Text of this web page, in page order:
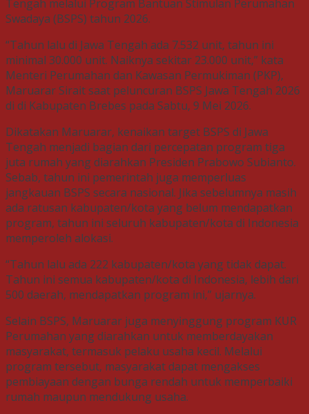
Tengah melalui Program Bantuan Stimulan Perumahan
Swadaya (BSPS) tahun 2026.
“Tahun lalu di Jawa Tengah ada 7.532 unit, tahun ini
minimal 30.000 unit. Naiknya sekitar 23.000 unit,” kata
Menteri Perumahan dan Kawasan Permukiman (PKP),
Maruarar Sirait saat peluncuran BSPS Jawa Tengah 2026
di di Kabupaten Brebes pada Sabtu, 9 Mei 2026.
Dikatakan Maruarar, kenaikan target BSPS di Jawa
Tengah menjadi bagian dari percepatan program tiga
juta rumah yang diarahkan Presiden Prabowo Subianto.
Sebab, tahun ini pemerintah juga memperluas
jangkauan BSPS secara nasional. Jika sebelumnya masih
ada ratusan kabupaten/kota yang belum mendapatkan
program, tahun ini seluruh kabupaten/kota di Indonesia
memperoleh alokasi.
“Tahun lalu ada 222 kabupaten/kota yang tidak dapat.
Tahun ini semua kabupaten/kota di Indonesia, lebih dari
500 daerah, mendapatkan program ini,” ujarnya.
Selain BSPS, Maruarar juga menyinggung program KUR
Perumahan yang diarahkan untuk memberdayakan
masyarakat, termasuk pelaku usaha kecil. Melalui
program tersebut, masyarakat dapat mengakses
pembiayaan dengan bunga rendah untuk memperbaiki
rumah maupun mendukung usaha.